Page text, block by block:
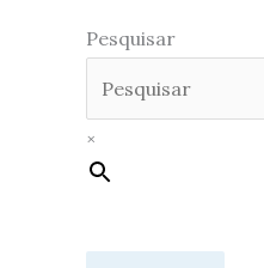
Pesquisar
×